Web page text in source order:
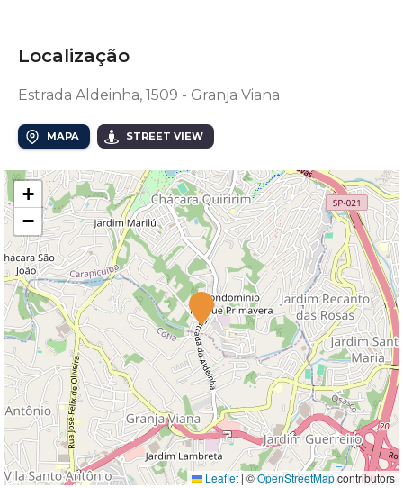
Localização
Estrada Aldeinha, 1509 - Granja Viana
MAPA STREET VIEW
+
−
Leaflet |©OpenStreetMapcontributors